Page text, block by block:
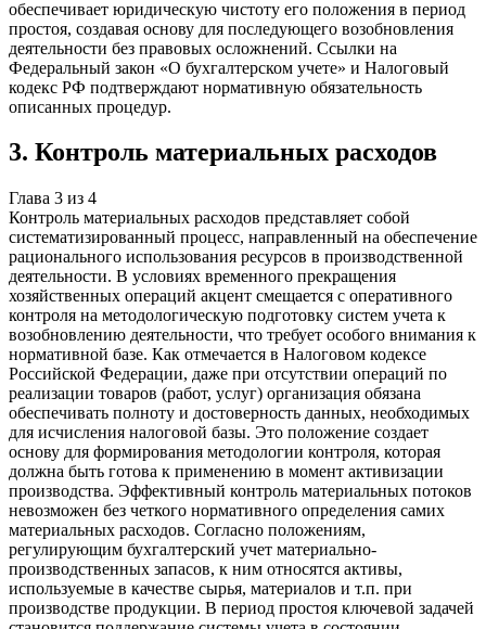
обеспечивает юридическую чистоту его положения в период
простоя, создавая основу для последующего возобновления
деятельности без правовых осложнений. Ссылки на
Федеральный закон «О бухгалтерском учете» и Налоговый
кодекс РФ подтверждают нормативную обязательность
описанных процедур.
3. Контроль материальных расходов
Глава 3 из 4
Контроль материальных расходов представляет собой
систематизированный процесс, направленный на обеспечение
рационального использования ресурсов в производственной
деятельности. В условиях временного прекращения
хозяйственных операций акцент смещается с оперативного
контроля на методологическую подготовку систем учета к
возобновлению деятельности, что требует особого внимания к
нормативной базе. Как отмечается в Налоговом кодексе
Российской Федерации, даже при отсутствии операций по
реализации товаров (работ, услуг) организация обязана
обеспечивать полноту и достоверность данных, необходимых
для исчисления налоговой базы. Это положение создает
основу для формирования методологии контроля, которая
должна быть готова к применению в момент активизации
производства. Эффективный контроль материальных потоков
невозможен без четкого нормативного определения самих
материальных расходов. Согласно положениям,
регулирующим бухгалтерский учет материально-
производственных запасов, к ним относятся активы,
используемые в качестве сырья, материалов и т.п. при
производстве продукции. В период простоя ключевой задачей